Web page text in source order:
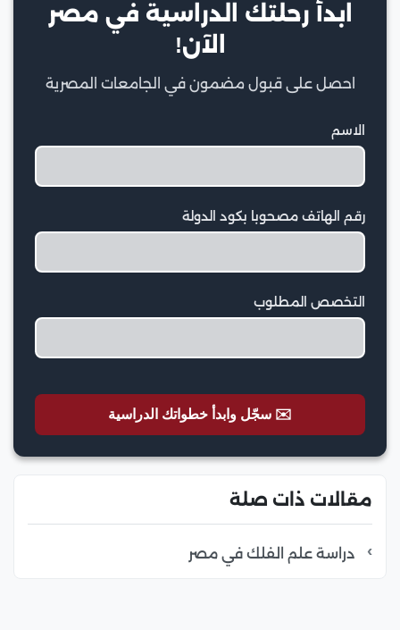
ابدأ رحلتك الدراسية في مصر
الآن!
احصل على قبول مضمون في الجامعات المصرية
الاسم
رقم الهاتف مصحوبا بكود الدولة
التخصص المطلوب
✉️ سجّل وابدأ خطواتك الدراسية
مقالات ذات صلة
دراسة علم الفلك في مصر